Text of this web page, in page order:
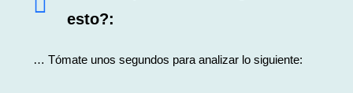
esto?:
… Tómate unos segundos para analizar lo siguiente: